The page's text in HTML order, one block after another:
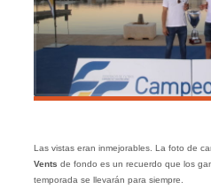
Las vistas eran inmejorables. La foto de
Vents de fondo es un recuerdo que los
temporada se llevarán para siempre.